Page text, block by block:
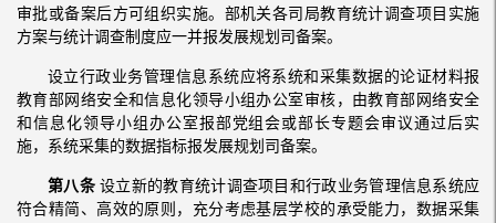
审批或备案后方可组织实施。部机关各司局教育统计调查项目实施
方案与统计调查制度应一并报发展规划司备案。
设立行政业务管理信息系统应将系统和采集数据的论证材料报
教育部网络安全和信息化领导小组办公室审核，由教育部网络安全
和信息化领导小组办公室报部党组会或部长专题会审议通过后实
施，系统采集的数据指标报发展规划司备案。
第八条设立新的教育统计调查项目和行政业务管理信息系统应
符合精简、高效的原则，充分考虑基层学校的承受能力，数据采集